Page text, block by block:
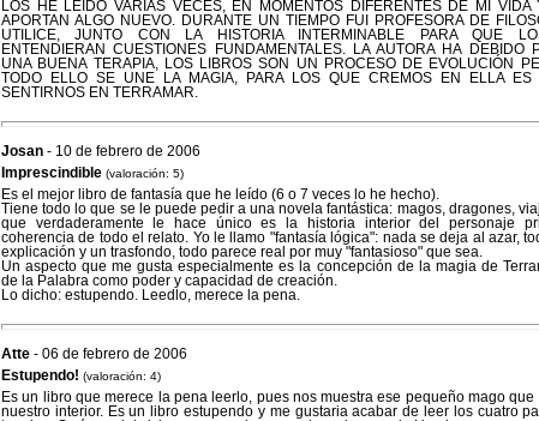
LOS HE LEIDO VARIAS VECES, EN MOMENTOS DIFERENTES DE MI VIDA
APORTAN ALGO NUEVO. DURANTE UN TIEMPO FUI PROFESORA DE
UTILICE, JUNTO CON LA HISTORIA INTERMINABLE PARA QUE
ENTENDIERAN CUESTIONES FUNDAMENTALES. LA AUTORA HA DEBIDO
UNA BUENA TERAPIA, LOS LIBROS SON UN PROCESO DE EVOLUCIÓN
TODO ELLO SE UNE LA MAGIA, PARA LOS QUE CREMOS EN ELLA ES
SENTIRNOS EN TERRAMAR.
Josan - 10 de febrero de 2006
Imprescindible (valoración: 5)
Es el mejor libro de fantasía que he leído (6 o 7 veces lo he hecho).
Tiene todo lo que se le puede pedir a una novela fantástica: magos, dragones,
que verdaderamente le hace único es la historia interior del personaje
coherencia de todo el relato. Yo le llamo "fantasía lógica": nada se deja al azar,
explicación y un trasfondo, todo parece real por muy "fantasioso" que sea.
Un aspecto que me gusta especialmente es la concepción de la magia de
de la Palabra como poder y capacidad de creación.
Lo dicho: estupendo. Leedlo, merece la pena.
Atte - 06 de febrero de 2006
Estupendo! (valoración: 4)
Es un libro que merece la pena leerlo, pues nos muestra ese pequeño mago que
nuestro interior. Es un libro estupendo y me gustaria acabar de leer los cuatro